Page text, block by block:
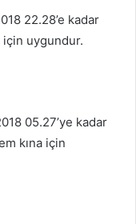
22.28’e kadar
için uygundur.
05.27’ye kadar
kına için